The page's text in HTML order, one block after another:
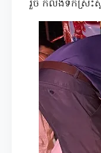
រួច ក៏លង់ទឹកស្រះស្ល